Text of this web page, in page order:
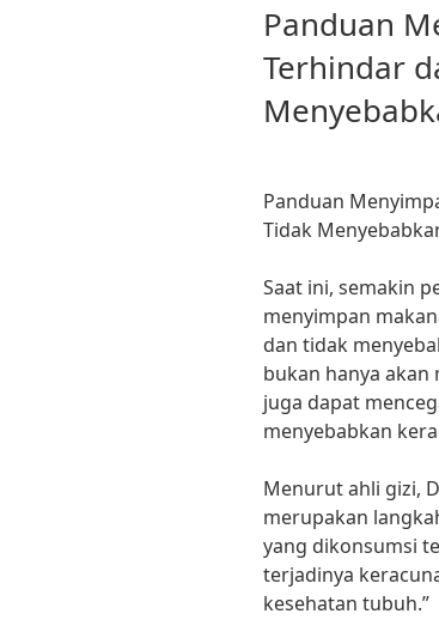
Panduan
Terhindar
Panduan
Tidak
Saat ini, semakin
menyimpan
dan tidak
bukan hanya
juga dapat
menyebabkan
Menurut ahli gizi,
merupakan
yang dikonsumsi
terjadinya
kesehatan tubuh.”